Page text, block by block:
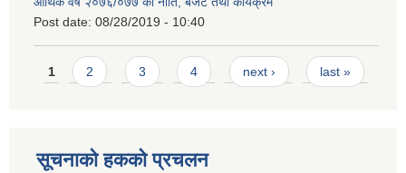
Post date: 08/28/2019 - 10:40
Pages
1 2 3 4 next › last »
सूचनाको हकको प्रचलन